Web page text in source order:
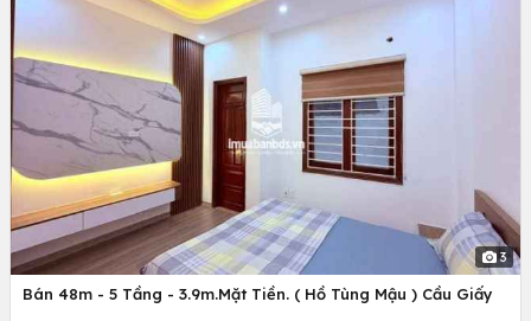
3
Bán 48m - 5 Tầng - 3.9m.Mặt Tiền. ( Hồ Tùng Mậu ) Cầu Giấy